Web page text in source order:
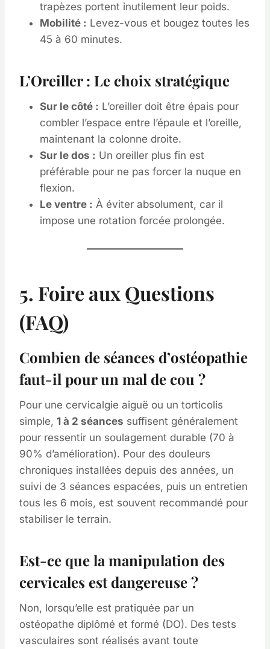
trapèzes portent inutilement leur poids.
Mobilité : Levez-vous et bougez toutes les
45 à 60 minutes.
L’Oreiller : Le choix stratégique
Sur le côté : L’oreiller doit être épais pour
combler l’espace entre l’épaule et l’oreille,
maintenant la colonne droite.
Sur le dos : Un oreiller plus fin est
préférable pour ne pas forcer la nuque en
flexion.
Le ventre : À éviter absolument, car il
impose une rotation forcée prolongée.
5. Foire aux Questions
(FAQ)
Combien de séances d’ostéopathie
faut-il pour un mal de cou ?
Pour une cervicalgie aiguë ou un torticolis
simple, 1 à 2 séances suffisent généralement
pour ressentir un soulagement durable (70 à
90% d’amélioration). Pour des douleurs
chroniques installées depuis des années, un
suivi de 3 séances espacées, puis un entretien
tous les 6 mois, est souvent recommandé pour
stabiliser le terrain.
Est-ce que la manipulation des
cervicales est dangereuse ?
Non, lorsqu’elle est pratiquée par un
ostéopathe diplômé et formé (DO). Des tests
vasculaires sont réalisés avant toute